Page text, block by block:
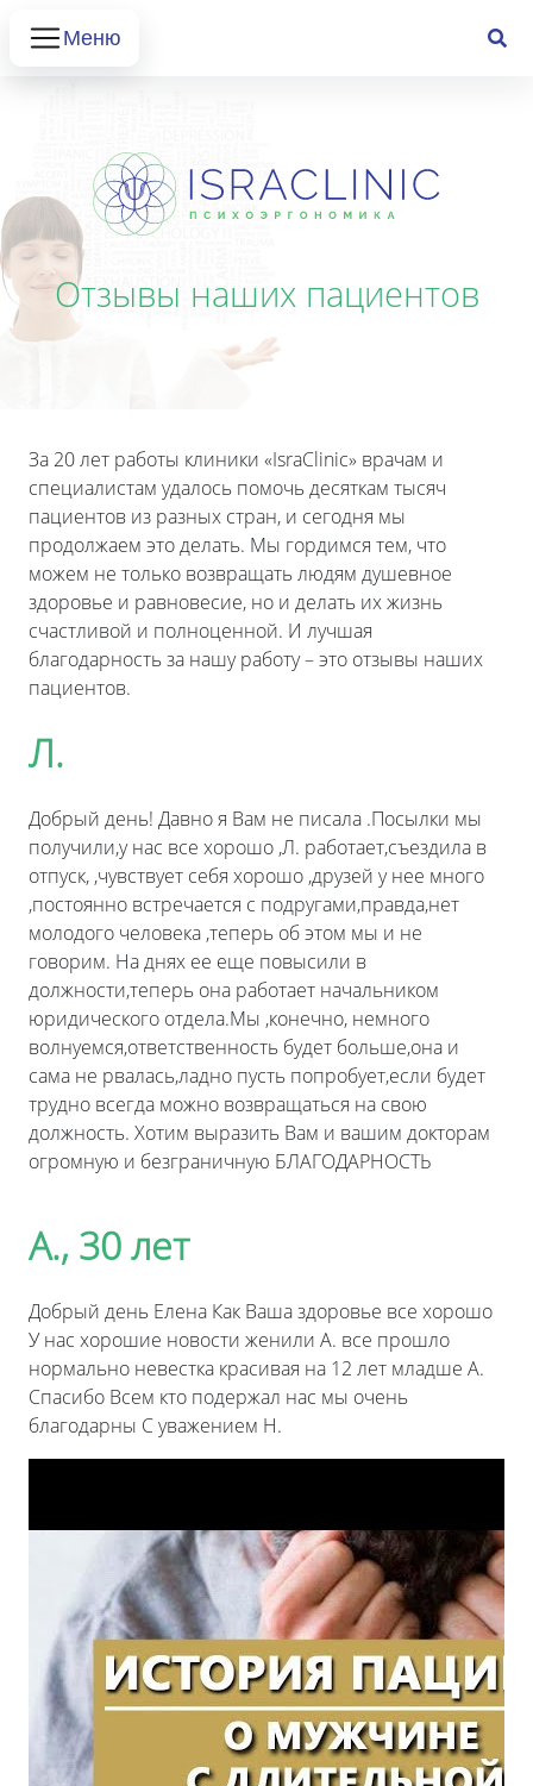
Меню
Отзывы наших пациентов
За 20 лет работы клиники «IsraClinic» врачам и
специалистам удалось помочь десяткам тысяч
пациентов из разных стран, и сегодня мы
продолжаем это делать. Мы гордимся тем, что
можем не только возвращать людям душевное
здоровье и равновесие, но и делать их жизнь
счастливой и полноценной. И лучшая
благодарность за нашу работу – это отзывы наших
пациентов.
Л.
Добрый день! Давно я Вам не писала .Посылки мы
получили,у нас все хорошо ,Л. работает,съездила в
отпуск, ,чувствует себя хорошо ,друзей у нее много
,постоянно встречается с подругами,правда,нет
молодого человека ,теперь об этом мы и не
говорим. На днях ее еще повысили в
должности,теперь она работает начальником
юридического отдела.Мы ,конечно, немного
волнуемся,ответственность будет больше,она и
сама не рвалась,ладно пусть попробует,если будет
трудно всегда можно возвращаться на свою
должность. Хотим выразить Вам и вашим докторам
огромную и безграничную БЛАГОДАРНОСТЬ
А., 30 лет
Добрый день Елена Как Ваша здоровье все хорошо
У нас хорошие новости женили А. все прошло
нормально невестка красивая на 12 лет младше А.
Спасибо Всем кто подержал нас мы очень
благодарны С уважением Н.